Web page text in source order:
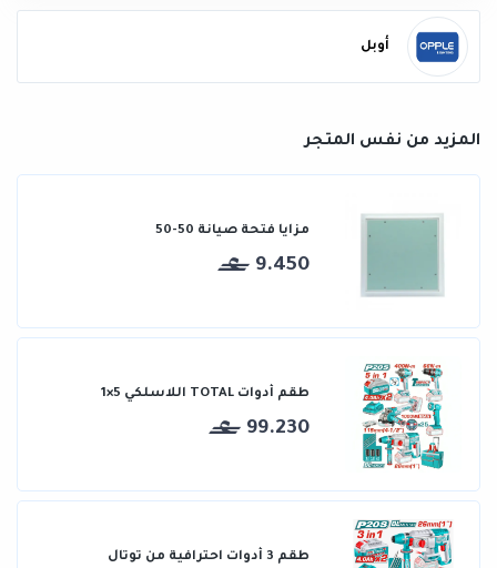
أوبل
المزيد من نفس المتجر
مزايا فتحة صيانة 50-50
9.450
طقم أدوات TOTAL اللاسلكي 5×1
99.230
طقم 3 أدوات احترافية من توتال